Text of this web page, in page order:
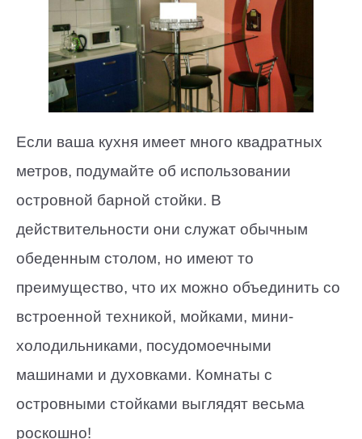
Если ваша кухня имеет много квадратных
метров, подумайте об использовании
островной барной стойки. В
действительности они служат обычным
обеденным столом, но имеют то
преимущество, что их можно объединить со
встроенной техникой, мойками, мини-
холодильниками, посудомоечными
машинами и духовками. Комнаты с
островными стойками выглядят весьма
роскошно!